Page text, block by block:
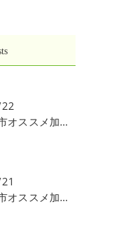
愛知県東海市オススメ加圧パーソナルトレーニングジム One❣️
愛知県東海市オススメ加圧パーソナルトレーニングジム One❣️